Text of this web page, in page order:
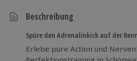
Beschreibung
Spüre den Adrenalinkick auf der
Erlebe pure Action und